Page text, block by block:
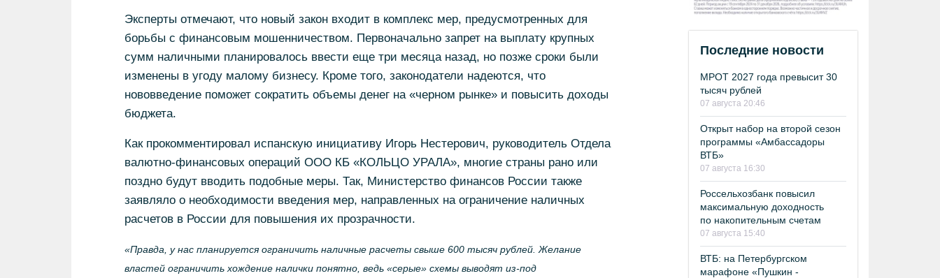
Эксперты отмечают, что новый закон входит в комплекс мер, предусмотренных для
борьбы с финансовым мошенничеством. Первоначально запрет на выплату крупных
сумм наличными планировалось ввести еще три месяца назад, но позже сроки были
изменены в угоду малому бизнесу. Кроме того, законодатели надеются, что
нововведение поможет сократить объемы денег на «черном рынке» и повысить доходы
бюджета.
Как прокомментировал испанскую инициативу Игорь Нестерович, руководитель Отдела
валютно-финансовых операций ООО КБ «КОЛЬЦО УРАЛА», многие страны рано или
поздно будут вводить подобные меры. Так, Министерство финансов России также
заявляло о необходимости введения мер, направленных на ограничение наличных
расчетов в России для повышения их прозрачности.
«Правда, у нас планируется ограничить наличные расчеты свыше 600 тысяч рублей. Желание
властей ограничить хождение налички понятно, ведь «серые» схемы выводят из-под
Последние новости
МРОТ 2027 года превысит 30
тысяч рублей
07 августа 20:46
Открыт набор на второй сезон
программы «Амбассадоры
ВТБ»
07 августа 16:30
Россельхозбанк повысил
максимальную доходность
по накопительным счетам
07 августа 15:40
ВТБ: на Петербургском
марафоне «Пушкин -